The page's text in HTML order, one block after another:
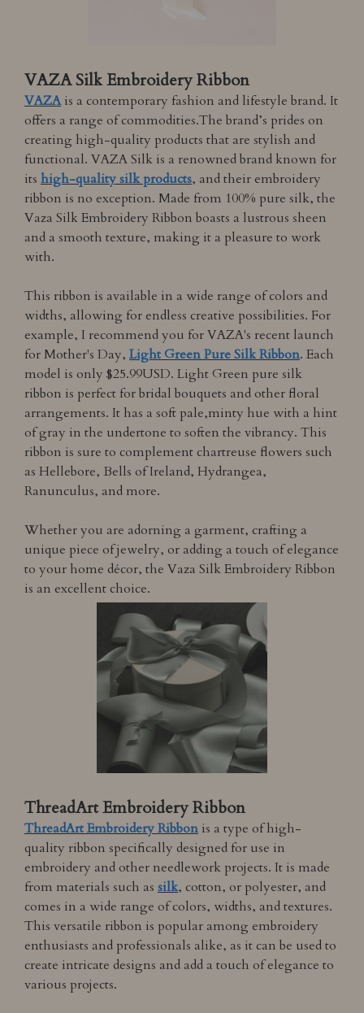
VAZA Silk Embroidery Ribbon
VAZAis a contemporary fashion and lifestyle brand. It
offers a range of commodities.The brand’s prides on
creating high-quality products that are stylish and
functional. VAZA Silk is a renowned brand known for
its high-quality silk products, and their embroidery
ribbon is no exception. Made from 100% pure silk, the
Vaza Silk Embroidery Ribbon boasts a lustrous sheen
and a smooth texture, making it a pleasure to work
with.
This ribbon is available in a wide range of colors and
widths, allowing for endless creative possibilities. For
example, I recommend you for VAZA's recent launch
for Mother's Day, Light Green Pure Silk Ribbon. Each
model is only $25.99USD. Light Green pure silk
ribbon is perfect for bridal bouquets and other floral
arrangements. It has a soft pale,minty hue with a hint
of gray in the undertone to soften the vibrancy. This
ribbon is sure to complement chartreuse flowers such
as Hellebore, Bells of Ireland, Hydrangea,
Ranunculus, and more.
Whether you are adorning a garment, crafting a
unique piece of jewelry, or adding a touch of elegance
to your home décor, the Vaza Silk Embroidery Ribbon
is an excellent choice.
ThreadArt Embroidery Ribbon
ThreadArt Embroidery Ribbon is a type of high-
quality ribbon specifically designed for use in
embroidery and other needlework projects. It is made
from materials such as silk, cotton, or polyester, and
comes in a wide range of colors, widths, and textures.
This versatile ribbon is popular among embroidery
enthusiasts and professionals alike, as it can be used to
create intricate designs and add a touch of elegance to
various projects.